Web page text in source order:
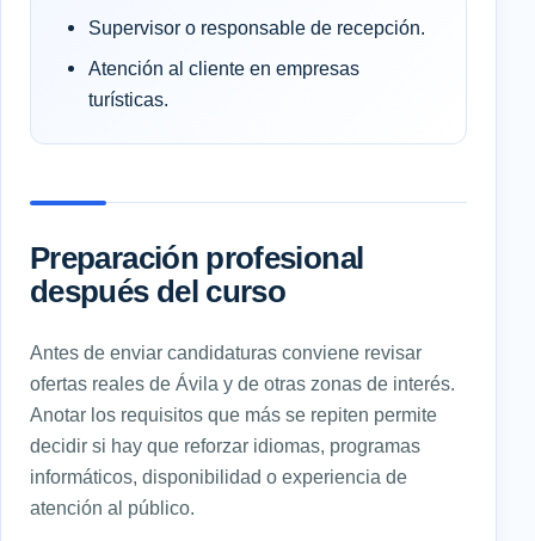
Supervisor o responsable de recepción.
Atención al cliente en empresas
turísticas.
Preparación profesional
después del curso
Antes de enviar candidaturas conviene revisar
ofertas reales de Ávila y de otras zonas de interés.
Anotar los requisitos que más se repiten permite
decidir si hay que reforzar idiomas, programas
informáticos, disponibilidad o experiencia de
atención al público.